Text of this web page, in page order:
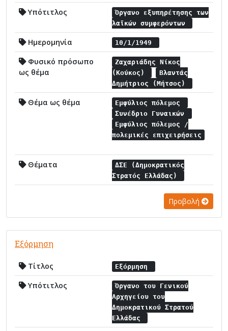
Υπότιτλος
Όργανο εξυπηρέτησης των
λαϊκών συμφερόντων
Ημερομηνία 10/1/1949
Φυσικό πρόσωπο
ως θέμα
Ζαχαριάδης Νίκος
(Κούκος)
Βλαντάς
Δημήτριος (Μήτσος)
Θέμα ως θέμα
Εμφύλιος πόλεμος
Συνέδριο Γυναικών
Εμφύλιος πόλεμος /
πολεμικές επιχειρήσεις
Θέματα
ΔΣΕ (Δημοκρατικός
Στρατός Ελλάδας)
Προβολή
Εξόρμηση
Τίτλος Εξόρμηση
Υπότιτλος
Όργανο του Γενικού
Αρχηγείου του
Δημοκρατικού Στρατού
Ελλάδας